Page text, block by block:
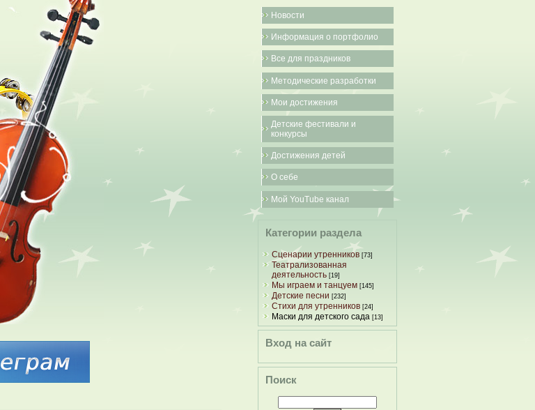
Новости
Информация о портфолио
Все для праздников
Методические разработки
Мои достижения
Детские фестивали и
конкурсы
Достижения детей
О себе
Мой YouTube канал
Категории раздела
Сценарии утренников [73]
Театрализованная
деятельность [19]
Мы играем и танцуем [145]
Детские песни [232]
Стихи для утренников [24]
Маски для детского сада [13]
Вход на сайт
Поиск